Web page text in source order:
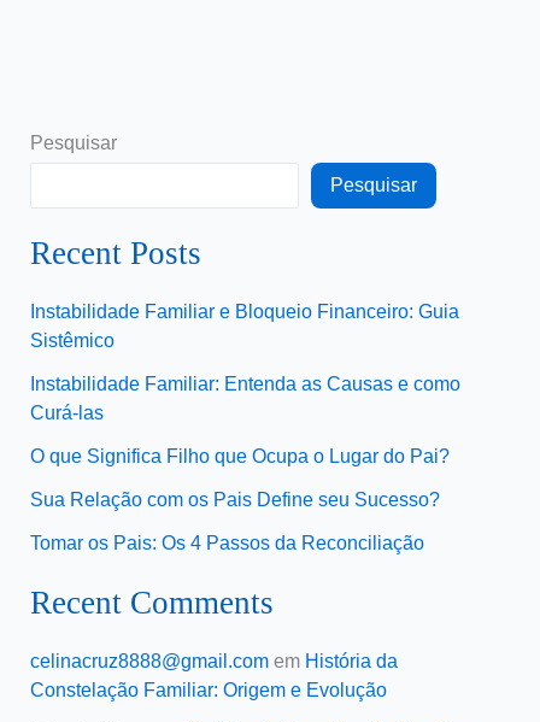
Pesquisar
Pesquisar
Recent Posts
Instabilidade Familiar e Bloqueio Financeiro: Guia
Sistêmico
Instabilidade Familiar: Entenda as Causas e como
Curá-las
O que Significa Filho que Ocupa o Lugar do Pai?
Sua Relação com os Pais Define seu Sucesso?
Tomar os Pais: Os 4 Passos da Reconciliação
Recent Comments
celinacruz8888@gmail.comem História da
Constelação Familiar: Origem e Evolução